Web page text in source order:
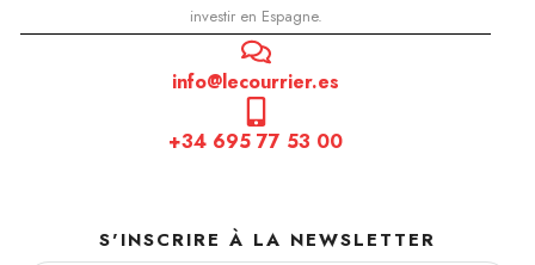
investir en Espagne.
info@lecourrier.es
+34 695 77 53 00
S'INSCRIRE À LA NEWSLETTER